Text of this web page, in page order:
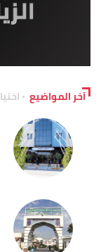
آخر المواضيع